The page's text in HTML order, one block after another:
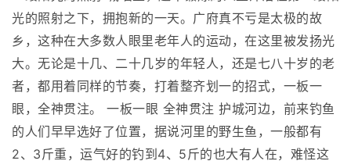
光的照射之下，拥抱新的一天。广府真不亏是太极的故
乡，这种在大多数人眼里老年人的运动，在这里被发扬光
大。无论是十几、二十几岁的年轻人，还是七八十岁的老
者，都用着同样的节奏，打着整齐划一的招式，一板一
眼，全神贯注。 一板一眼 全神贯注 护城河边，前来钓鱼
的人们早早选好了位置，据说河里的野生鱼，一般都有
2、3斤重，运气好的钓到4、5斤的也大有人在，难怪这